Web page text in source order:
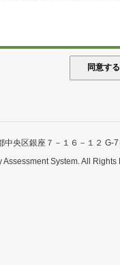
中央区銀座７－１６－１２ G-
System. All Rights